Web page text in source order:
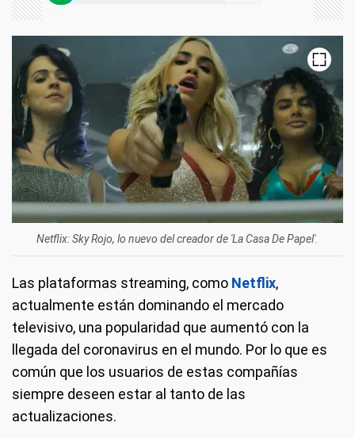
Netflix: Sky Rojo, lo nuevo del creador de 'La Casa De Papel'.
Las plataformas streaming, como Netflix,
actualmente están dominando el mercado
televisivo, una popularidad que aumentó con la
llegada del coronavirus en el mundo. Por lo que es
común que los usuarios de estas compañías
siempre deseen estar al tanto de las
actualizaciones.